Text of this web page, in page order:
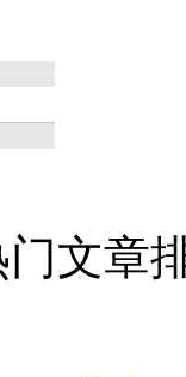
门文章